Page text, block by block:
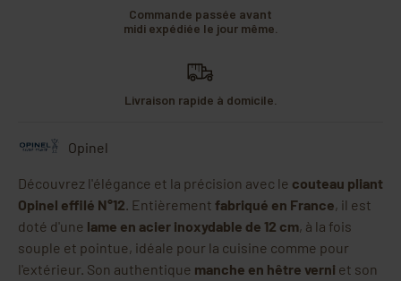
Commande passée avant
midi expédiée le jour même.
Livraison rapide à domicile.
Opinel
Découvrez l'élégance et la précision avec le couteau pliant
Opinel effilé N°12. Entièrement fabriqué en France, il est
doté d'une lame en acier inoxydable de 12 cm, à la fois
souple et pointue, idéale pour la cuisine comme pour
l'extérieur. Son authentique manche en hêtre verni et son